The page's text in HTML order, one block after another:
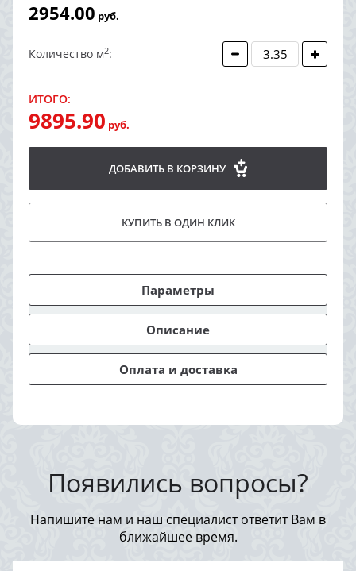
2954.00 руб.
Количество м2:
ИТОГО:
9895.90 руб.
ДОБАВИТЬ В КОРЗИНУ
КУПИТЬ В ОДИН КЛИК
Параметры
Описание
Оплата и доставка
Появились вопросы?
Напишите нам и наш специалист ответит Вам в
ближайшее время.